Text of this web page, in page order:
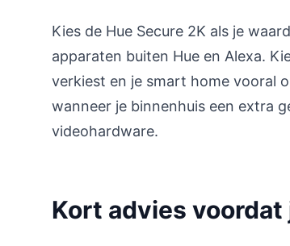
Kies de Hue Secure 2K als je
apparaten buiten Hue en Alexa.
verkiest en je smart home vooral
wanneer je binnenhuis een extra
videohardware.
Kort advies voordat